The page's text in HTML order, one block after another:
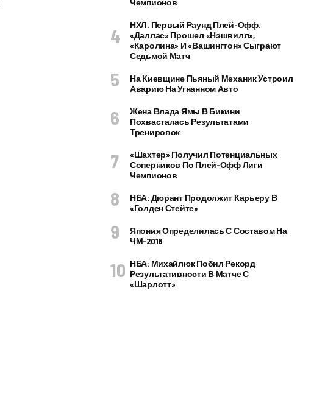
Чемпионов
НХЛ. Первый Раунд Плей-Офф.
«Даллас» Прошел «Нэшвилл»,
«Каролина» И «Вашингтон» Сыграют
Седьмой Матч
На Киевщине Пьяный Механик Устроил
Аварию На Угнанном Авто
Жена Влада Ямы В Бикини
Похвасталась Результатами
Тренировок
«Шахтер» Получил Потенциальных
Соперников По Плей-Офф Лиги
Чемпионов
НБА: Дюрант Продолжит Карьеру В
«Голден Стейте»
Япония Определилась С Составом На
ЧМ-2018
НБА: Михайлюк Побил Рекорд
Результативности В Матче С
«Шарлотт»